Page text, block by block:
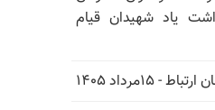
یاد شهیدان قیام
۱۵مرداد ۱۴۰۵